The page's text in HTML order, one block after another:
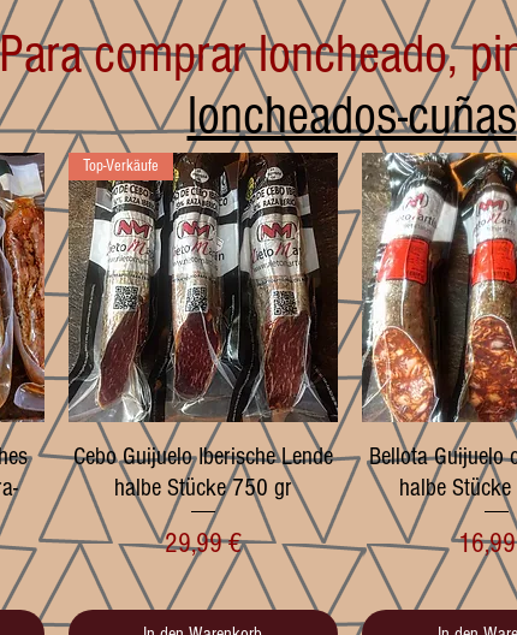
Schnellansicht
Top-Verkäufe
Cebo Guijuelo Iberische Lende
halbe Stücke 750 gr
Preis
29,99 €
Bellota Guijuelo
halbe
Preis
comprar loncheado,
loncheados-cuñas